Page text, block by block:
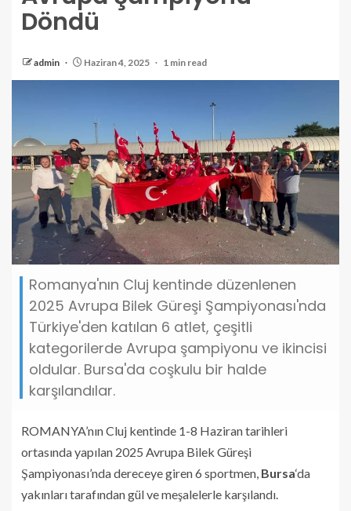
Döndü
admin Haziran 4, 2025 1 min read
Romanya'nın Cluj kentinde düzenlenen
2025 Avrupa Bilek Güreşi Şampiyonası'nda
Türkiye'den katılan 6 atlet, çeşitli
kategorilerde Avrupa şampiyonu ve ikincisi
oldular. Bursa'da coşkulu bir halde
karşılandılar.
ROMANYA’nın Cluj kentinde 1-8 Haziran tarihleri
ortasında yapılan 2025 Avrupa Bilek Güreşi
Şampiyonası’nda dereceye giren 6 sportmen, Bursa‘da
yakınları tarafından gül ve meşalelerle karşılandı.